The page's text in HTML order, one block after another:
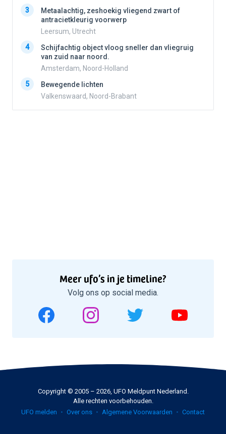
3
Metaalachtig, zeshoekig vliegend zwart of
antracietkleurig voorwerp
Leersum, Utrecht
4
Schijfachtig object vloog sneller dan vliegruig
van zuid naar noord.
Amsterdam, Noord-Holland
5
Bewegende lichten
Valkenswaard, Noord-Brabant
Meer ufo’s in je timeline?
Volg ons op social media.
Copyright © 2005 – 2026, UFO Meldpunt Nederland.
Alle rechten voorbehouden.
UFO melden
Over ons Algemene Voorwaarden Contact